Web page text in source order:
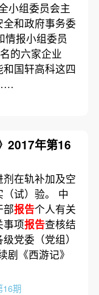
小组委员会主
和政府事务委
情报小组委员
的六家企业
国轩高科这四
2017年第16
在轨补加及空
试）验。 中
部报告个人有关
事项报告查核结
党委（党组）
剧《西游记》
16期